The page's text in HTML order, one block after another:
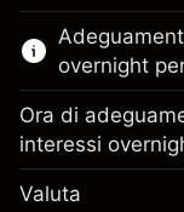
Scopri di più
CFD
overnight
Ora di
interessi
Valuta